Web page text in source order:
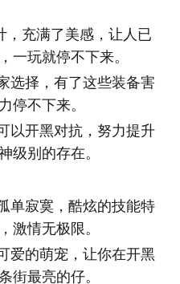
，充满了美感，让人已
一玩就停不下来。
选择，有了这些装备害
停不下来。
以开黑对抗，努力提升
级别的存在。
单寂寞，酷炫的技能特
激情无极限。
爱的萌宠，让你在开黑
街最亮的仔。